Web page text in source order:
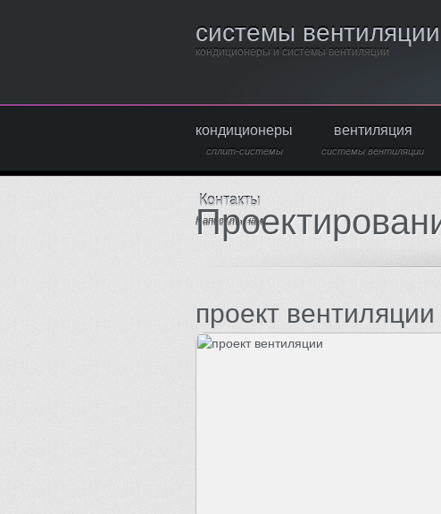
системы вентиляции
кондиционеры и системы вентиляции
кондиционеры
сплит-системы
вентиляция
системы вентиляции
Контакты
Написать нам
проект вентиляции